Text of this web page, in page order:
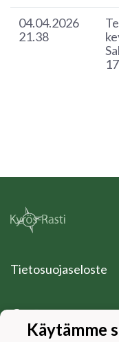
04.04.2026
21.38
Tietosuojaseloste
Käytämme